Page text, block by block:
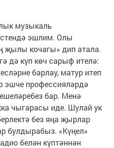
музыкаль
эшлим. Олы
җылы кочагы» дип атала.
дә күп көч сарыф ителә:
барлау, матур итеп
эшче профессияләрдә
бар. Менә
чыгарасы иде. Шулай ук
без яңа җырлар
булдырабыз. «Күңел»
белән күптәннән